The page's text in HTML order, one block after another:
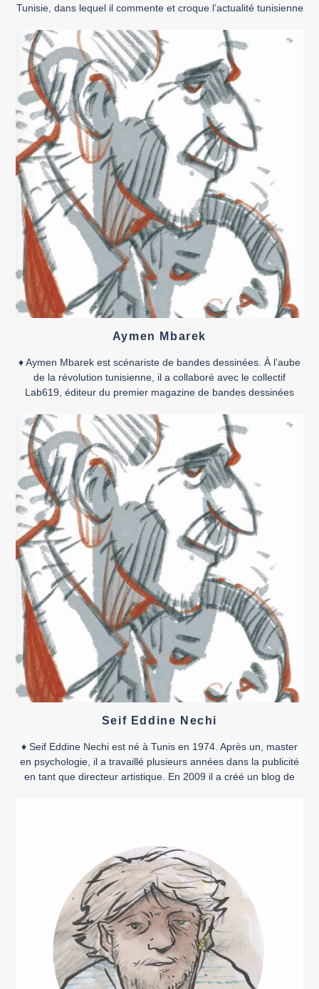
Tunisie, dans lequel il commente et croque l’actualité tunisienne
permis de critiquer allègrement la politique de Ben Ali et, de […]
Aymen Mbarek
♦ Aymen Mbarek est scénariste de bandes dessinées. À l’aube
de la révolution tunisienne, il a collaboré avec le collectif
Lab619, éditeur du premier magazine de bandes dessinées
Aymen Mbarek a été éditorialiste, scénariste, chargé de la
revue scénaristique et coordinateur de projet. C’est durant […]
Seif Eddine Nechi
♦ Seif Eddine Nechi est né à Tunis en 1974. Après un, master
en psychologie, il a travaillé plusieurs années dans la publicité
en tant que directeur artistique. En 2009 il a créé un blog de